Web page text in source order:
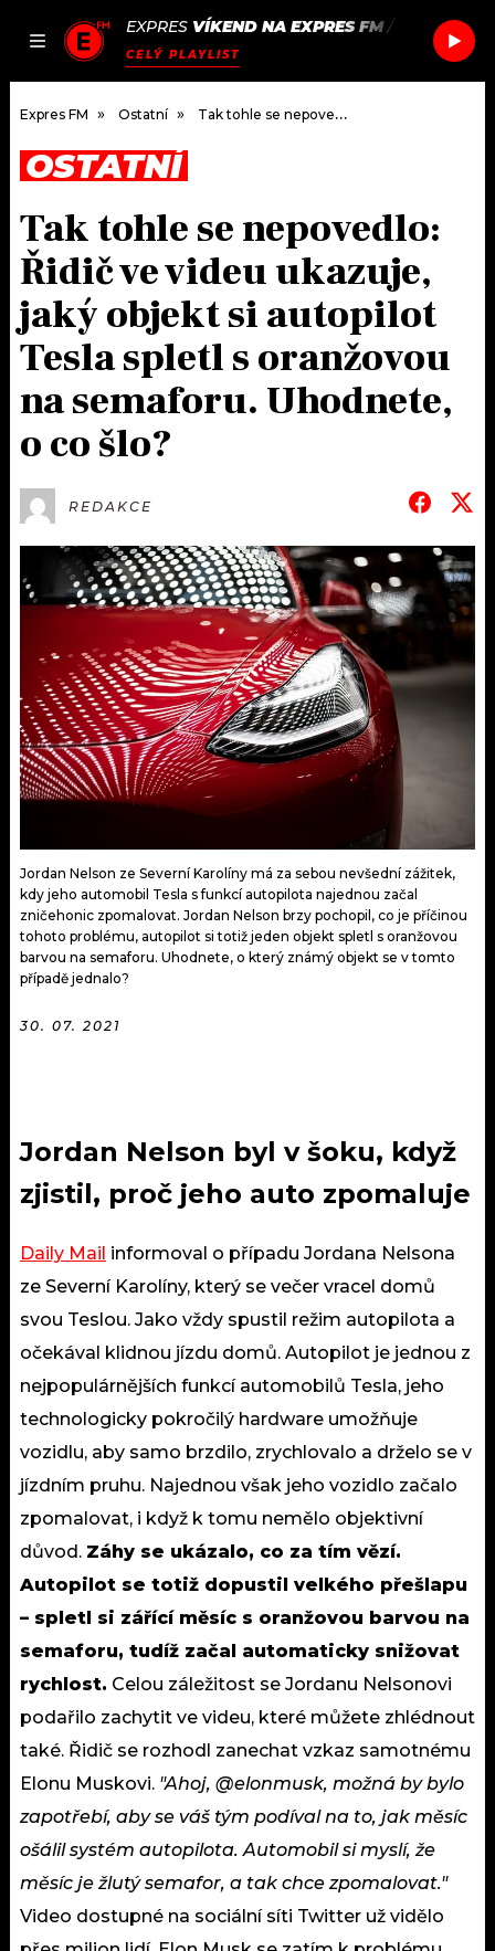
JAK
SEZNAM.CZ
EXPRES VÍKEND NA EXPRES FM/
CELÝ PLAYLIST
DOMŮ
ČLÁNKY
AKTUÁLNĚ
HUDBA
ROZHOVORY
#NEBUDUDOMA
KALENDÁŘ
KVÍZY
VIP
TRENDY
KULTURA
MIX
PODCASTY
JAK NALADIT
RÁDIO
APLIKACE
PROGRAM
PLAYLIST
JAK NALADIT
SOUTĚŽE
Expres FM Ostatní Tak tohle se nepovedlo: Řidič ve videu ukazuje, jaký objekt si autopilot Tesla spletl s oranžovou na semaforu. Uhodnete, o co šlo?
OSTATNÍ
Tak tohle se nepovedlo:
Řidič ve videu ukazuje,
jaký objekt si autopilot
Tesla spletl s oranžovou
na semaforu. Uhodnete,
o co šlo?
REDAKCE
Jordan Nelson ze Severní Karolíny má za sebou nevšední zážitek,
kdy jeho automobil Tesla s funkcí autopilota najednou začal
zničehonic zpomalovat. Jordan Nelson brzy pochopil, co je příčinou
tohoto problému, autopilot si totiž jeden objekt spletl s oranžovou
barvou na semaforu. Uhodnete, o který známý objekt se v tomto
případě jednalo?
30. 07. 2021
Jordan Nelson byl v šoku, když
zjistil, proč jeho auto zpomaluje
Daily Mail informoval o případu Jordana Nelsona
ze Severní Karolíny, který se večer vracel domů
svou Teslou. Jako vždy spustil režim autopilota a
očekával klidnou jízdu domů. Autopilot je jednou z
nejpopulárnějších funkcí automobilů Tesla, jeho
technologicky pokročilý hardware umožňuje
vozidlu, aby samo brzdilo, zrychlovalo a drželo se v
jízdním pruhu. Najednou však jeho vozidlo začalo
zpomalovat, i když k tomu nemělo objektivní
důvod. Záhy se ukázalo, co za tím vězí.
Autopilot se totiž dopustil velkého přešlapu
– spletl si zářící měsíc s oranžovou barvou na
semaforu, tudíž začal automaticky snižovat
rychlost. Celou záležitost se Jordanu Nelsonovi
podařilo zachytit ve videu, které můžete zhlédnout
také. Řidič se rozhodl zanechat vzkaz samotnému
Elonu Muskovi. "Ahoj, @elonmusk, možná by bylo
zapotřebí, aby se váš tým podíval na to, jak měsíc
ošálil systém autopilota. Automobil si myslí, že
měsíc je žlutý semafor, a tak chce zpomalovat."
Video dostupné na sociální síti Twitter už vidělo